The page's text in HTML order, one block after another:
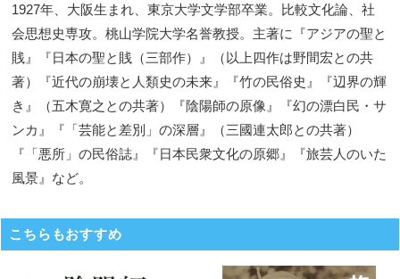
1927年、大阪生まれ、東京大学文学部卒業。比較文化論、社
会思想史専攻。桃山学院大学名誉教授。主著に『アジアの聖と
賎』『日本の聖と賎（三部作）』（以上四作は野間宏との共
著）『近代の崩壊と人類史の未来』『竹の民俗史』『辺界の輝
き』（五木寛之との共著）『陰陽師の原像』『幻の漂白民・サ
ンカ』『「芸能と差別」の深層』（三國連太郎との共著）
『「悪所」の民俗誌』『日本民衆文化の原郷』『旅芸人のいた
風景』など。
こちらもおすすめ